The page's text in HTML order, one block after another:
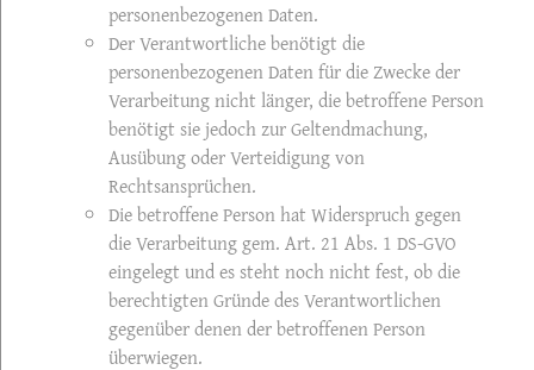
personenbezogenen Daten.
Der Verantwortliche benötigt die
personenbezogenen Daten für die Zwecke der
Verarbeitung nicht länger, die betroffene Person
benötigt sie jedoch zur Geltendmachung,
Ausübung oder Verteidigung von
Rechtsansprüchen.
Die betroffene Person hat Widerspruch gegen
die Verarbeitung gem. Art. 21 Abs. 1 DS-GVO
eingelegt und es steht noch nicht fest, ob die
berechtigten Gründe des Verantwortlichen
gegenüber denen der betroffenen Person
überwiegen.